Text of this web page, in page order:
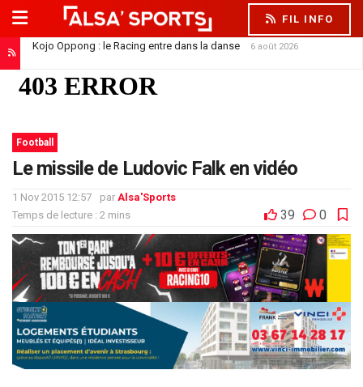
FIL INFO
Kojo Oppong : le Racing entre dans la danse 6 août 2026
Football
Le missile de Ludovic Falk en vidéo
1 Nov 2015 12:57 par Alsa'Sports
Temps de lecture : 2 mins
39 0